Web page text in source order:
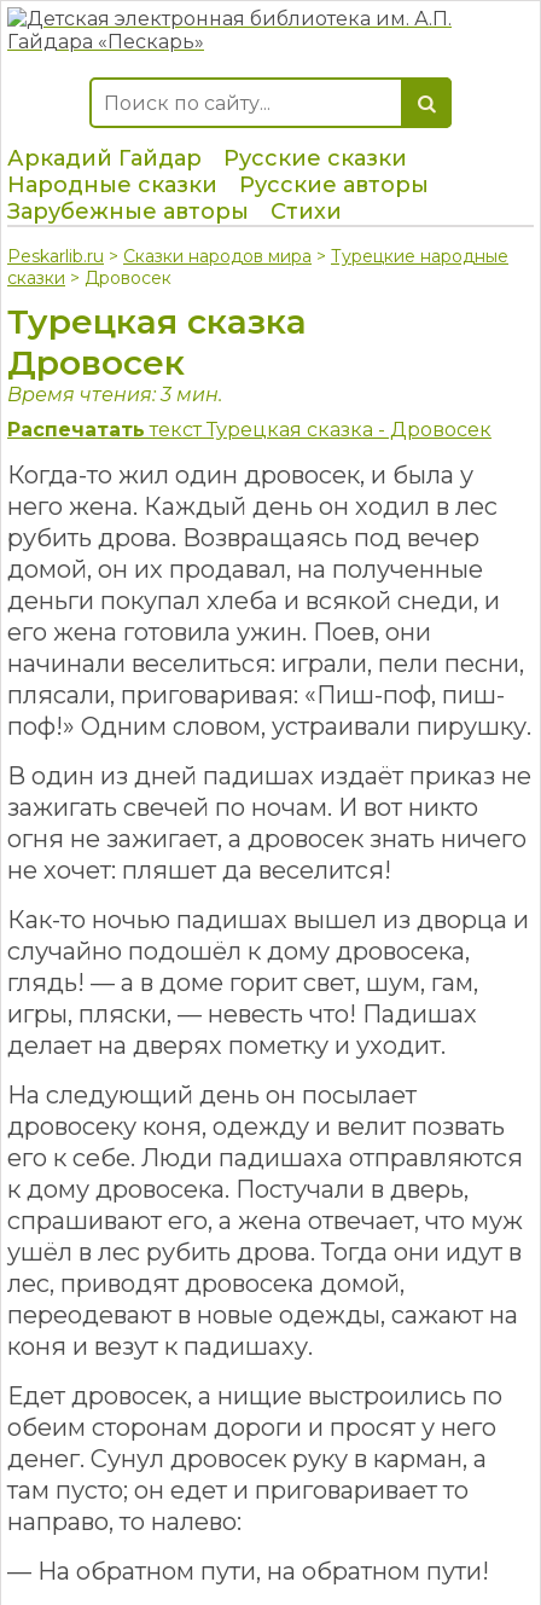
Аркадий Гайдар
Русские сказки
Народные сказки
Русские авторы
Зарубежные авторы
Стихи
Peskarlib.ru > Сказки народов мира > Турецкие народные
сказки > Дровосек
Турецкая сказка
Дровосек
Время чтения: 3 мин.
Распечатать текст Турецкая сказка - Дровосек
Когда-то жил один дровосек, и была у
него жена. Каждый день он ходил в лес
рубить дрова. Возвращаясь под вечер
домой, он их продавал, на полученные
деньги покупал хлеба и всякой снеди, и
его жена готовила ужин. Поев, они
начинали веселиться: играли, пели песни,
плясали, приговаривая: «Пиш-поф, пиш-
поф!» Одним словом, устраивали пирушку.
В один из дней падишах издаёт приказ не
зажигать свечей по ночам. И вот никто
огня не зажигает, а дровосек знать ничего
не хочет: пляшет да веселится!
Как-то ночью падишах вышел из дворца и
случайно подошёл к дому дровосека,
глядь! — а в доме горит свет, шум, гам,
игры, пляски, — невесть что! Падишах
делает на дверях пометку и уходит.
На следующий день он посылает
дровосеку коня, одежду и велит позвать
его к себе. Люди падишаха отправляются
к дому дровосека. Постучали в дверь,
спрашивают его, а жена отвечает, что муж
ушёл в лес рубить дрова. Тогда они идут в
лес, приводят дровосека домой,
переодевают в новые одежды, сажают на
коня и везут к падишаху.
Едет дровосек, а нищие выстроились по
обеим сторонам дороги и просят у него
денег. Сунул дровосек руку в карман, а
там пусто; он едет и приговаривает то
направо, то налево:
— На обратном пути, на обратном пути!